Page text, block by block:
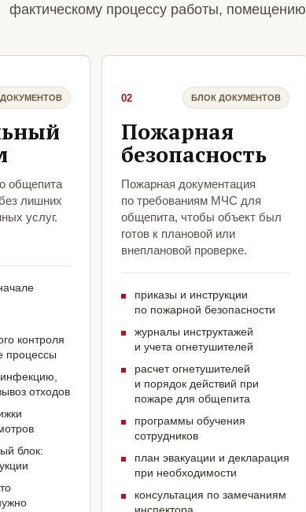
фактическому процессу работы,
общепита
лишних
услуг.
контроля
процессы
отходов
блок:
02 БЛОК ДОКУМЕНТОВ
Пожарная
безопасность
Пожарная документация
по требованиям МЧС для
общепита, чтобы объект был
готов к плановой или
внеплановой проверке.
приказы и инструкции
по пожарной безопасности
журналы инструктажей
и учета огнетушителей
расчет огнетушителей
и порядок действий при
пожаре для общепита
программы обучения
сотрудников
план эвакуации и декларация
при необходимости
консультация по замечаниям